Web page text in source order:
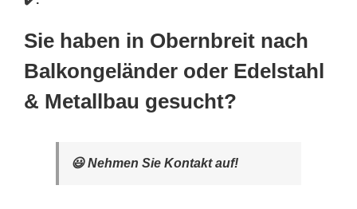
Sie haben in Obernbreit nach
Balkongeländer oder Edelstahl
& Metallbau gesucht?
😃 Nehmen Sie Kontakt auf!